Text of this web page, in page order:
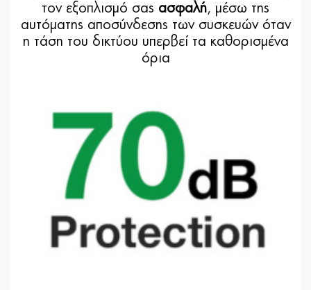
τον εξοπλισμό σας ασφαλή, μέσω της
αυτόματης αποσύνδεσης των συσκευών όταν
η τάση του δικτύου υπερβεί τα καθορισμένα
όρια